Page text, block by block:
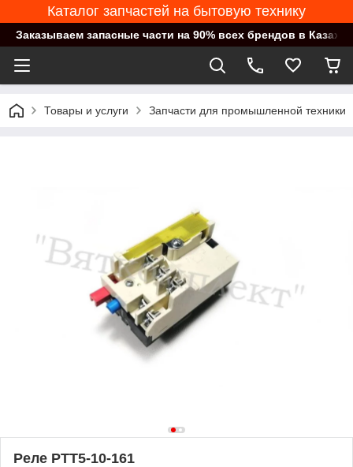
Каталог запчастей на бытовую технику
Заказываем запасные части на 90% всех брендов в
Товары и услуги Запчасти для промышленной техники
Реле РТТ5-10-161